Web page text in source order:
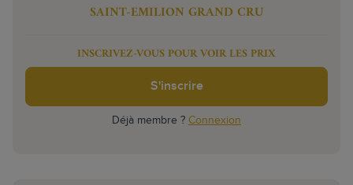
SAINT-EMILION GRAND CRU
INSCRIVEZ-VOUS POUR VOIR LES PRIX
S'inscrire
Déjà membre ? Connexion